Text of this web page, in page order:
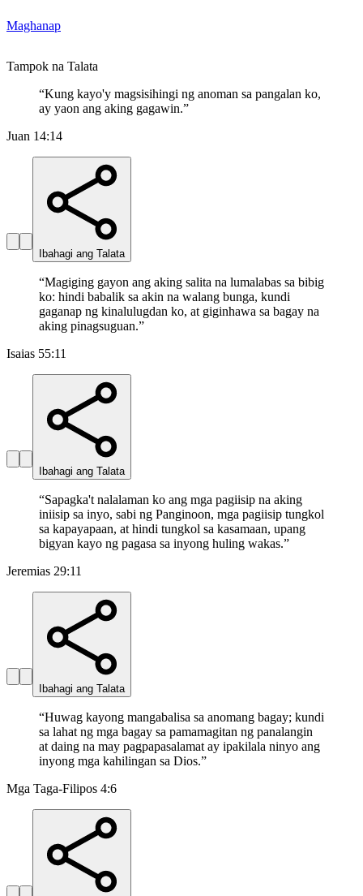
Maghanap
Tampok na Talata
“Kung kayo'y magsisihingi ng anoman sa pangalan ko,
ay yaon ang aking gagawin.”
Juan 14:14
Ibahagi ang Talata
“Magiging gayon ang aking salita na lumalabas sa bibig
ko: hindi babalik sa akin na walang bunga, kundi
gaganap ng kinalulugdan ko, at giginhawa sa bagay na
aking pinagsuguan.”
Isaias 55:11
Ibahagi ang Talata
“Sapagka't nalalaman ko ang mga pagiisip na aking
iniisip sa inyo, sabi ng Panginoon, mga pagiisip tungkol
sa kapayapaan, at hindi tungkol sa kasamaan, upang
bigyan kayo ng pagasa sa inyong huling wakas.”
Jeremias 29:11
Ibahagi ang Talata
“Huwag kayong mangabalisa sa anomang bagay; kundi
sa lahat ng mga bagay sa pamamagitan ng panalangin
at daing na may pagpapasalamat ay ipakilala ninyo ang
inyong mga kahilingan sa Dios.”
Mga Taga-Filipos 4:6